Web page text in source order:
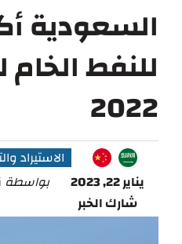
السعودية
للنفط
2022
الاستيراد
يناير 22, 2023
بواسطة
شارك الخبر